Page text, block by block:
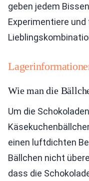
geben jedem
Experimentiere und
Wie man die
Um die
einen luftdichten
Bällchen nicht
dass die